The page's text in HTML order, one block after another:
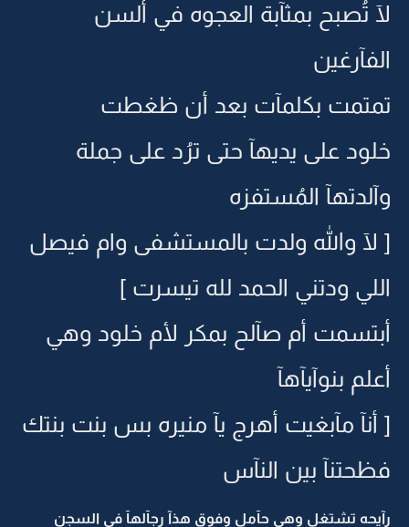
لآ تُصبح بمثآبة العجوه في ألسن
الفآرغين
تمتمت بكلمآت بعد أن ظغطت
خلود على يديهآ حتى ترُد على جملة
وآلدتهآ المُستفزه
[ لآ والله ولدت بالمستشفى وام فيصل
اللي ودتني الحمد لله تيسرت ]
أبتسمت أم صآلح بمكر لأم خلود وهي
أعلم بنوآيآهآ
[ أنآ مآبغيت أهرج يآ منيره بس بنت بنتك
فظحتنآ بين النآس
رآيحه تشتغل وهي حآمل وفوق هذآ رجآلهآ في السجن